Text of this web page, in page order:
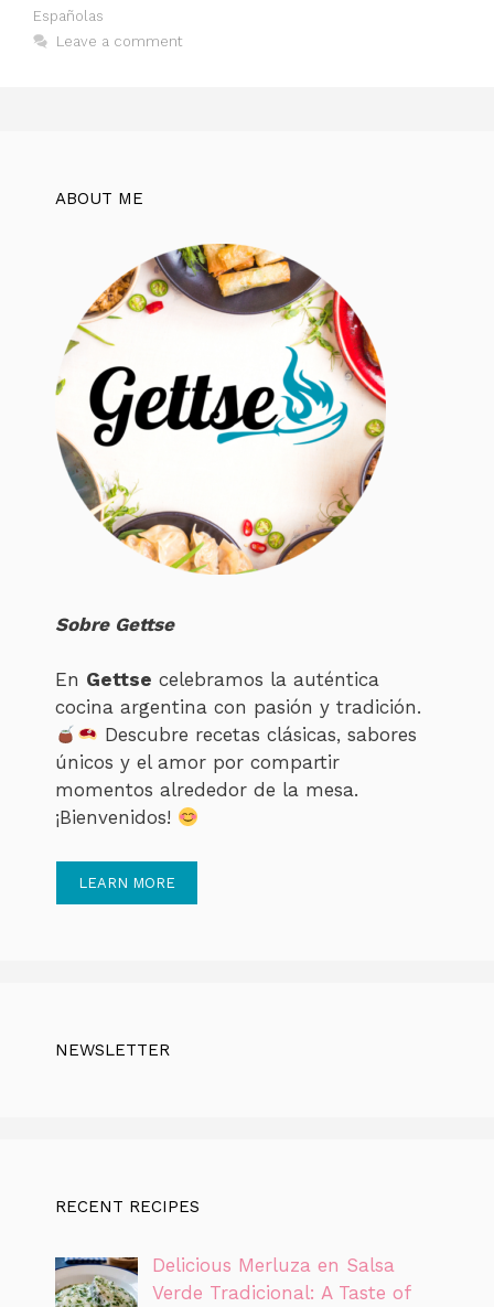
Españolas
Leave a comment
ABOUT ME
Sobre Gettse
En Gettse celebramos la auténtica
cocina argentina con pasión y tradición.
Descubre recetas clásicas, sabores
únicos y el amor por compartir
momentos alrededor de la mesa.
¡Bienvenidos!
LEARN MORE
NEWSLETTER
RECENT RECIPES
Delicious Merluza en Salsa
Verde Tradicional: A Taste of